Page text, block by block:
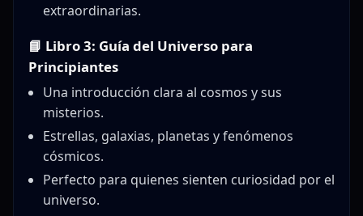
extraordinarias.
📘 Libro 3: Guía del Universo para
Principiantes
Una introducción clara al cosmos y sus
misterios.
Estrellas, galaxias, planetas y fenómenos
cósmicos.
Perfecto para quienes sienten curiosidad por el
universo.